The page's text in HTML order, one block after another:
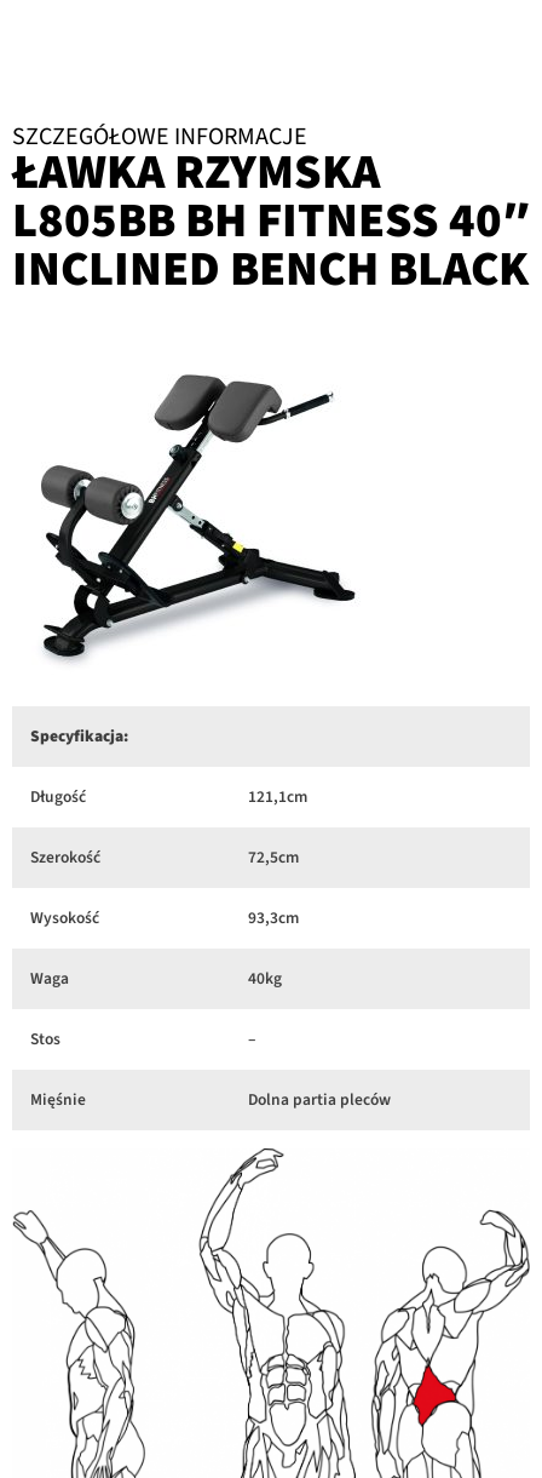
SZCZEGÓŁOWE INFORMACJE
ŁAWKA RZYMSKA
L805BB BH FITNESS 40″
INCLINED BENCH BLACK
Specyfikacja:
Długość 121,1cm
Szerokość 72,5cm
Wysokość 93,3cm
Waga 40kg
Stos –
Mięśnie Dolna partia pleców